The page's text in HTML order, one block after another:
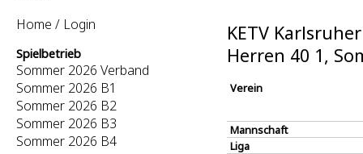
Home / Login
Spielbetrieb
Sommer 2026 Verband
Sommer 2026 B1
Sommer 2026 B2
Sommer 2026 B3
Sommer 2026 B4
KETV
Herren 40 1,
Verein
Mannschaft
Liga